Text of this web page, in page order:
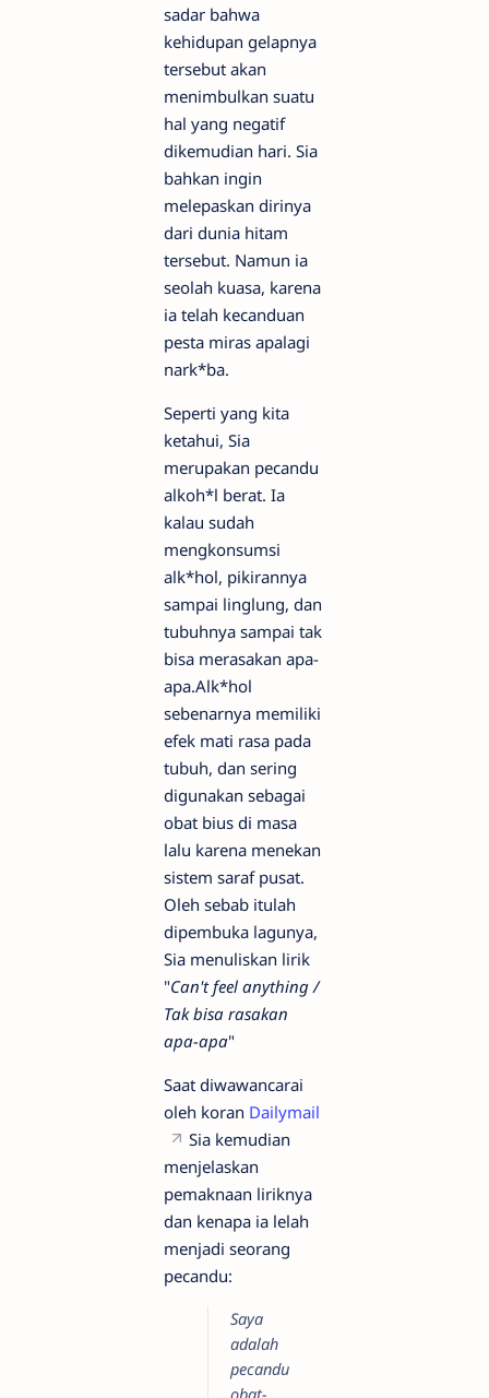
sadar bahwa
kehidupan gelapnya
tersebut akan
menimbulkan suatu
hal yang negatif
dikemudian hari. Sia
bahkan ingin
melepaskan dirinya
dari dunia hitam
tersebut. Namun ia
seolah kuasa, karena
ia telah kecanduan
pesta miras apalagi
nark*ba.
Seperti yang kita
ketahui, Sia
merupakan pecandu
alkoh*l berat. Ia
kalau sudah
mengkonsumsi
alk*hol, pikirannya
sampai linglung, dan
tubuhnya sampai tak
bisa merasakan apa-
apa.Alk*hol
sebenarnya memiliki
efek mati rasa pada
tubuh, dan sering
digunakan sebagai
obat bius di masa
lalu karena menekan
sistem saraf pusat.
Oleh sebab itulah
dipembuka lagunya,
Sia menuliskan lirik
"Can't feel anything /
Tak bisa rasakan
apa-apa"
Saat diwawancarai
oleh koran Dailymail
Sia kemudian
menjelaskan
pemaknaan liriknya
dan kenapa ia lelah
menjadi seorang
pecandu:
Saya
adalah
pecandu